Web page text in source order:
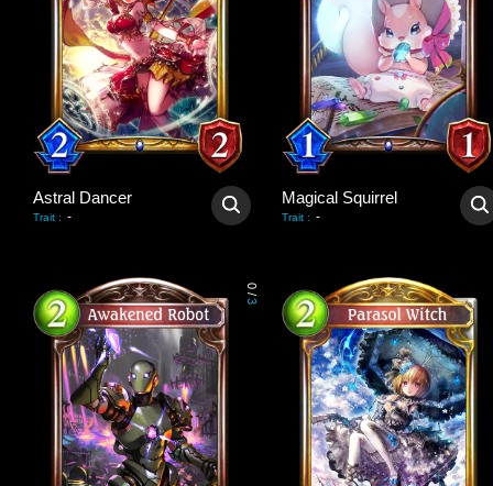
Astral Dancer
Trait : -
Magical Squirrel
Trait : -
0
/
3